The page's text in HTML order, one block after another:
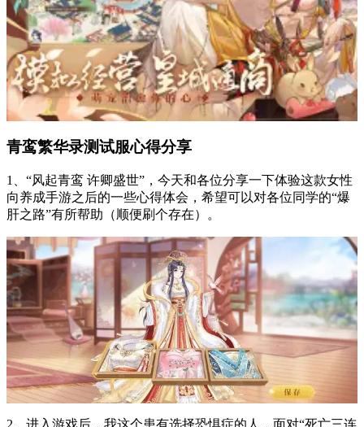
青鸾繁华录测试服心得分享
1、“风起青鸾 许卿盛世”，今天和各位分享一下体验这款女性
向养成手游之后的一些心得体会，希望可以对各位同学的“爆
肝之路”有所帮助（顺便刷个存在）。
2、进入游戏后，我这个患有选择恐惧症的人，面对“死亡三连